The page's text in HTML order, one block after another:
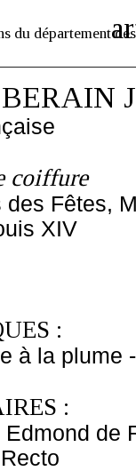
du département des
BERAIN
coiffure
des Fêtes,
XIV
:
à la plume
:
de